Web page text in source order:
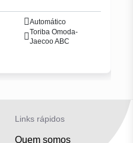
Automático
Toriba Omoda-
Jaecoo ABC
Links rápidos
Quem somos